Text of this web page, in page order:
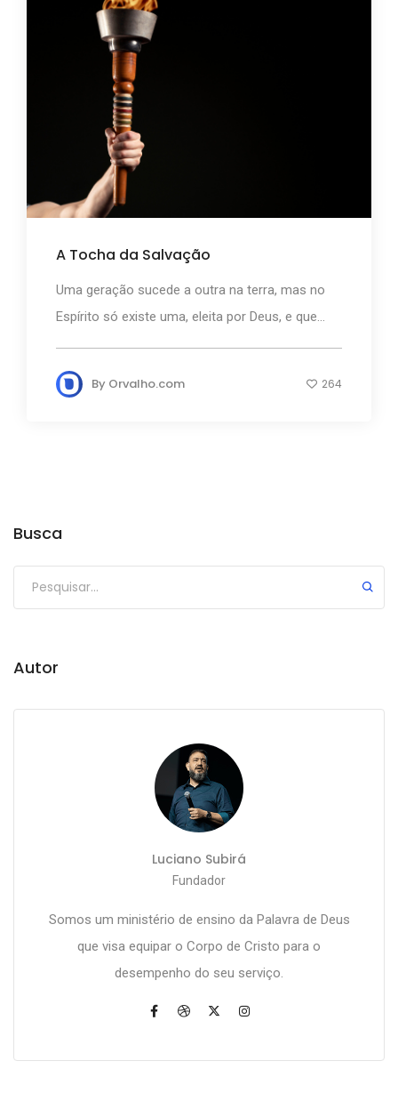
A Tocha da Salvação
Uma geração sucede a outra na terra, mas no
Espírito só existe uma, eleita por Deus, e que...
By Orvalho.com 264
Busca
Autor
Luciano Subirá
Fundador
Somos um ministério de ensino da Palavra de Deus
que visa equipar o Corpo de Cristo para o
desempenho do seu serviço.